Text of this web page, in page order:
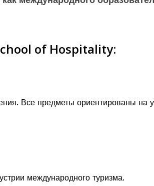
of Hospitality:
Все предметы ориентированы на
международного туризма.